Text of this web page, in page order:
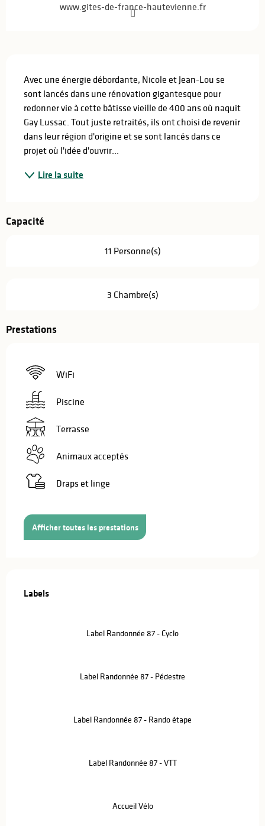
www.gites-de-france-hautevienne.fr
Avec une énergie débordante, Nicole et Jean-Lou se
sont lancés dans une rénovation gigantesque pour
redonner vie à cette bâtisse vieille de 400 ans où naquit
Gay Lussac. Tout juste retraités, ils ont choisi de revenir
dans leur région d'origine et se sont lancés dans ce
projet où l'idée d'ouvrir...
Lire la suite
Capacité
11 Personne(s)
3 Chambre(s)
Prestations
WiFi
Piscine
Terrasse
Animaux acceptés
Draps et linge
Afficher toutes les prestations
Labels
Labels
Label Randonnée 87 - Cyclo
Label Randonnée 87 - Pédestre
Label Randonnée 87 - Rando étape
Label Randonnée 87 - VTT
Accueil Vélo